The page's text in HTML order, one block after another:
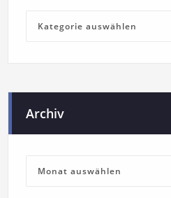
Archiv